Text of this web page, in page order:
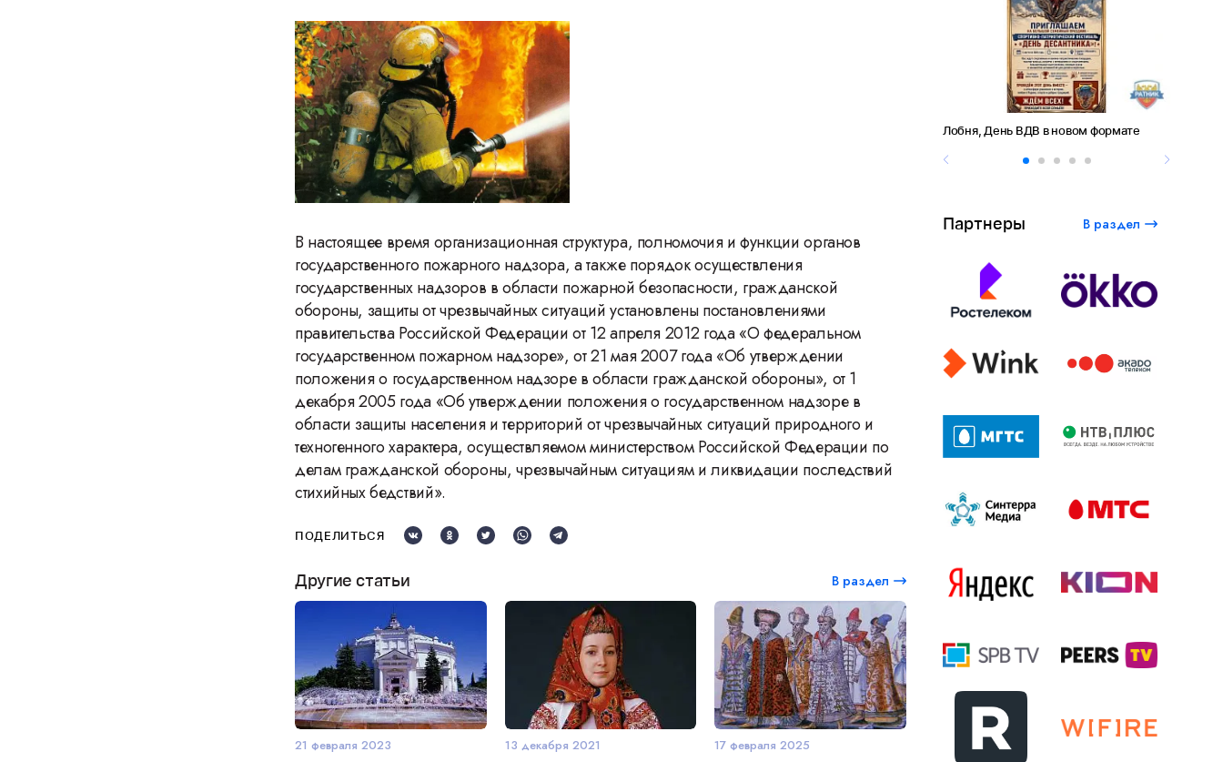
В настоящее время организационная структура, полномочия и функции органов
государственного пожарного надзора, а также порядок осуществления
государственных надзоров в области пожарной безопасности, гражданской
обороны, защиты от чрезвычайных ситуаций установлены постановлениями
правительства Российской Федерации от 12 апреля 2012 года «О федеральном
государственном пожарном надзоре», от 21 мая 2007 года «Об утверждении
положения о государственном надзоре в области гражданской обороны», от 1
декабря 2005 года «Об утверждении положения о государственном надзоре в
области защиты населения и территорий от чрезвычайных ситуаций природного и
техногенного характера, осуществляемом министерством Российской Федерации по
делам гражданской обороны, чрезвычайным ситуациям и ликвидации последствий
стихийных бедствий».
ПОДЕЛИТЬСЯ
Другие статьи В раздел
21 февраля 2023 13 декабря 2021 17 февраля 2025
Лобня, День ВДВ в новом формате
Партнеры В раздел